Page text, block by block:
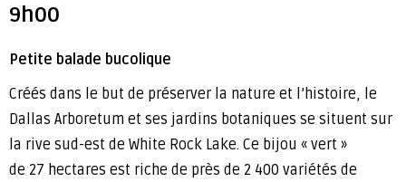
9h00
Petite balade bucolique
Créés dans le but de préserver la nature et l’histoire, le
Dallas Arboretum et ses jardins botaniques se situent sur
la rive sud-est de White Rock Lake. Ce bijou « vert »
de 27 hectares est riche de près de 2 400 variétés de